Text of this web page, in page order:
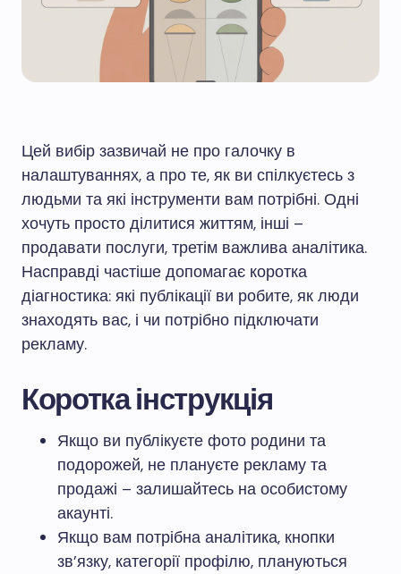
Цей вибір зазвичай не про галочку в
налаштуваннях, а про те, як ви спілкуєтесь з
людьми та які інструменти вам потрібні. Одні
хочуть просто ділитися життям, інші –
продавати послуги, третім важлива аналітика.
Насправді частіше допомагає коротка
діагностика: які публікації ви робите, як люди
знаходять вас, і чи потрібно підключати
рекламу.
Коротка інструкція
Якщо ви публікуєте фото родини та
подорожей, не плануєте рекламу та
продажі – залишайтесь на особистому
акаунті.
Якщо вам потрібна аналітика, кнопки
зв’язку, категорії профілю, плануються